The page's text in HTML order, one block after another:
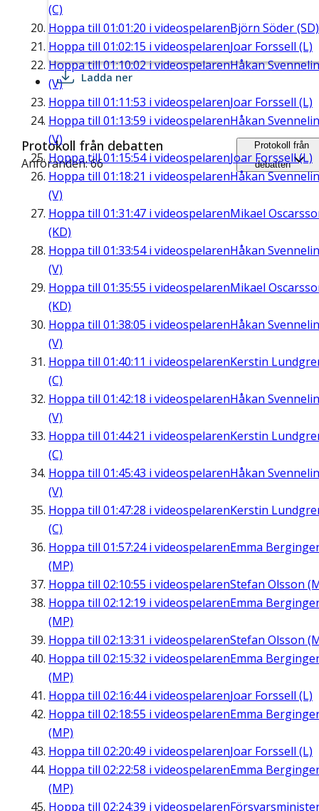
(C)
Hoppa till 01:01:20 i videospelarenBjörn Söder (SD)
Hoppa till 01:02:15 i videospelarenJoar Forssell (L)
Hoppa till01:10:02i videospelarenHåkan
(V)
Hoppa till 01:11:53 i videospelarenJoar Forssell (L)
Hoppa till 01:13:59 i videospelarenHåkan
(V)
Hoppa till01:15:54i videospelarenJoar Forssell (L)
Hoppa till 01:18:21 i videospelarenHåkan
(V)
Hoppa till 01:31:47 i videospelarenMikael
(KD)
Hoppa till 01:33:54i videospelarenHåkan
(V)
Hoppa till 01:35:55 i videospelarenMikael
(KD)
Hoppa till 01:38:05 i videospelarenHåkan
(V)
Hoppa till 01:40:11 i videospelarenKerstin
(C)
Hoppa till 01:42:18 i videospelarenHåkan
(V)
Hoppa till 01:44:21 i videospelarenKerstin
(C)
Hoppa till 01:45:43 i videospelarenHåkan
(V)
Hoppa till 01:47:28 i videospelarenKerstin
(C)
Hoppa till 01:57:24i videospelarenEmma
(MP)
Hoppa till 02:10:55 i videospelarenStefan Olsson
Hoppa till 02:12:19 i videospelarenEmma
(MP)
Hoppa till 02:13:31 i videospelarenStefan Olsson
Hoppa till 02:15:32 i videospelarenEmma
(MP)
Hoppa till 02:16:44i videospelarenJoar Forssell (L)
Hoppa till 02:18:55 i videospelarenEmma
(MP)
Hoppa till 02:20:49 i videospelarenJoar Forssell (L)
Hoppa till 02:22:58 i videospelarenEmma
(MP)
Hoppa till 02:24:39 i videospelaren
Ladda ner
Protokoll från debatten
Anföranden: 66
Protokoll från
debatten